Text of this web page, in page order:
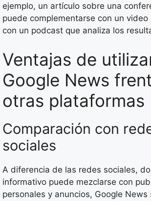
ejemplo, un artículo sobre una
puede complementarse con un
con un podcast que analiza los
Ventajas de
Google News
otras plataformas
Comparación con
sociales
A diferencia de las redes sociales,
informativo puede mezclarse con
personales y anuncios, Google News